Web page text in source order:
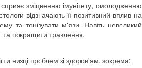
зміцненню імунітету, омолодженню
відзначають її позитивний вплив на
та тонізувати м'язи. Навіть невеликий
покращити травлення.
низці проблем зі здоров'ям, зокрема: